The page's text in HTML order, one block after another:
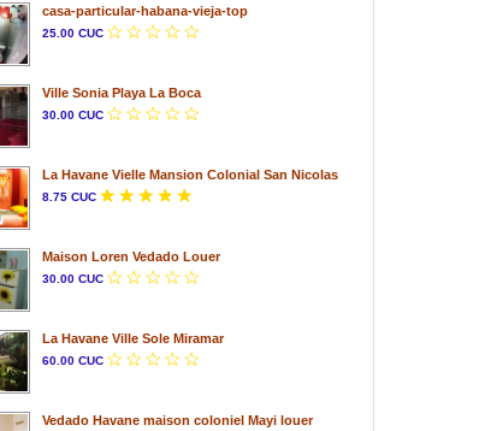
casa-particular-habana-vieja-top
25.00 CUC
Ville Sonia Playa La Boca
30.00 CUC
La Havane Vielle Mansion Colonial San Nicolas
8.75 CUC
Maison Loren Vedado Louer
30.00 CUC
La Havane Ville Sole Miramar
60.00 CUC
Vedado Havane maison coloniel Mayi louer